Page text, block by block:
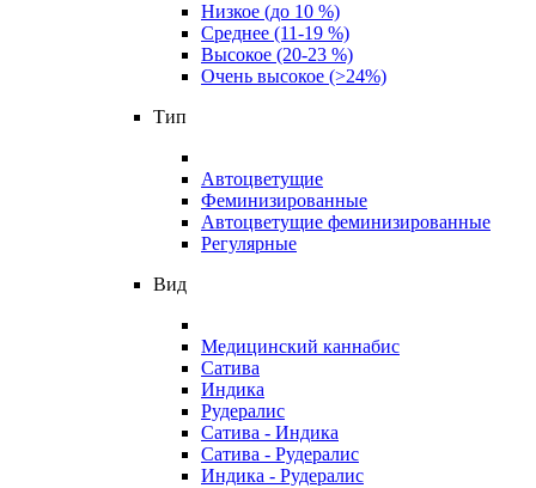
Низкое (до 10 %)
Среднее (11-19 %)
Высокое (20-23 %)
Очень высокое (>24%)
Тип
Автоцветущие
Феминизированные
Автоцветущие феминизированные
Регулярные
Вид
Медицинский каннабис
Сатива
Индика
Рудералис
Сатива - Индика
Сатива - Рудералис
Индика - Рудералис